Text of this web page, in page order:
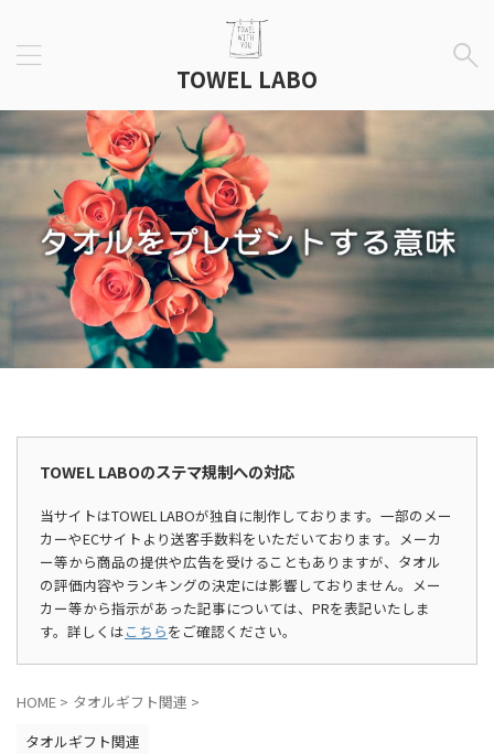
TOWEL LABO
TOWEL LABOのステマ規制への対応
当サイトはTOWEL LABOが独自に制作しております。一部のメー
カーやECサイトより送客手数料をいただいております。メーカ
ー等から商品の提供や広告を受けることもありますが、タオル
の評価内容やランキングの決定には影響しておりません。メー
カー等から指示があった記事については、PRを表記いたしま
す。詳しくはこちらをご確認ください。
HOME > タオルギフト関連 >
タオルギフト関連